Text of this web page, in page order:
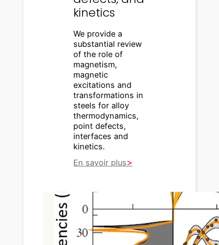
kinetics
We provide a
substantial review
of the role of
magnetism,
magnetic
excitations and
transformations in
steels for alloy
thermodynamics,
point defects,
interfaces and
kinetics.
En savoir plus
n
e